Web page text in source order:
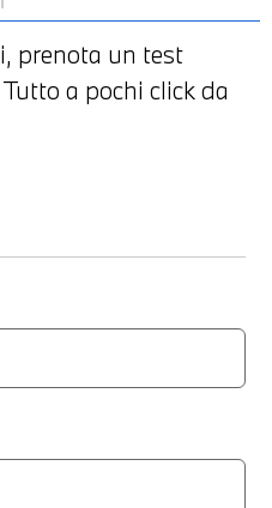
prenota un test
a pochi click da